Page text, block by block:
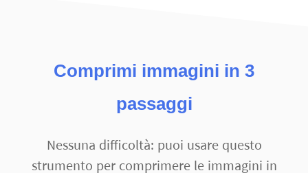
Comprimi immagini in 3
passaggi
Nessuna difficoltà: puoi usare questo
strumento per comprimere le immagini in